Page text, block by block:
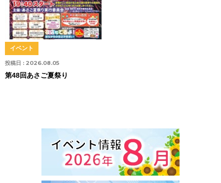
投稿日 : 2026.08.05
イベント
第48回あさご夏祭り